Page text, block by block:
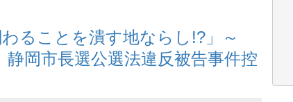
ることを潰す地ならし!?」～
静岡市長選公選法違反被告事件控